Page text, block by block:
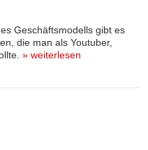
Geschäftsmodells gibt es
die man als Youtuber,
» weiterlesen